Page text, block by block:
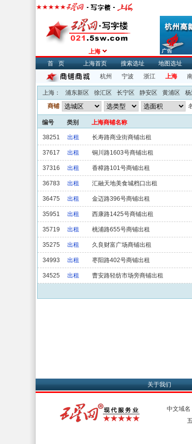
上海
首页
上海首页 搜索选址 地图选址
杭州
宁波 浙江 上海
上海： 浦东新区 徐汇区 长宁区 静安区 黄浦区 杨
商铺
编号 类别 上海商铺名称
38251 出租 长寿路商业街商铺出租
37617 出租 铜川路1603号商铺出租
37316 出租 香樟路101号商铺出租
36783 出租 汇融天地美食城档口出租
36475 出租 金迈路396号商铺出租
35951 出租 西康路1425号商铺出租
35719 出租 桃浦路655号商铺出租
35275 出租 久良财富广场商铺出租
34993 出租 枣阳路402号商铺出租
34525 出租 曹安路轻纺市场旁商铺出租
关于我们
中文域名